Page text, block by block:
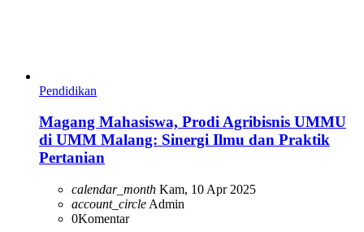
Pendidikan
Magang Mahasiswa, Prodi Agribisnis UMMU
di UMM Malang: Sinergi Ilmu dan Praktik
Pertanian
calendar_month Kam, 10 Apr 2025
account_circle Admin
0Komentar